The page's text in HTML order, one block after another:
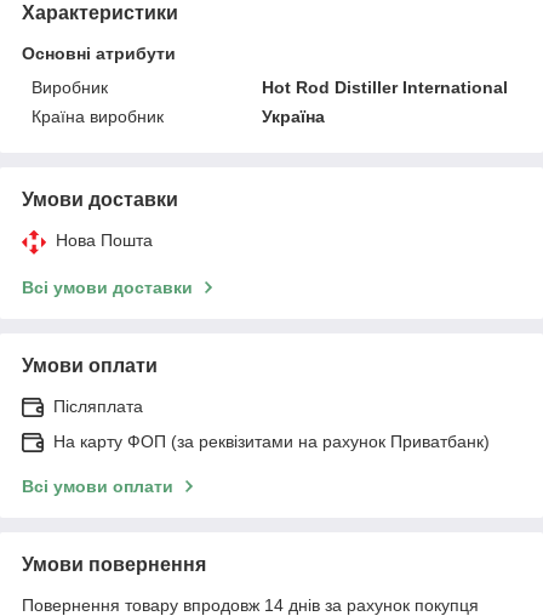
Характеристики
Основні атрибути
Виробник
Hot Rod Distiller International
Країна виробник
Україна
Умови доставки
Нова Пошта
Всі умови доставки
Умови оплати
Післяплата
На карту ФОП (за реквізитами на рахунок Приватбанк)
Всі умови оплати
Умови повернення
Повернення товару впродовж 14 днів за рахунок покупця